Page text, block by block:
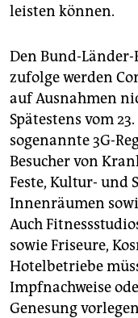
unterstützen
abo
genossenschaft
epaper login
leisten können.
Den Bund-Länder-
zufolge werden
auf Ausnahmen
Spätestens vom
sogenannte 3G-
Besucher von
Feste, Kultur- und
Innenräumen
Auch
sowie Friseure,
Hotelbetriebe
Impfnachweise
Genesung